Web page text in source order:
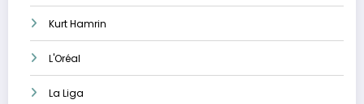
Kurt Hamrin
L'Oréal
La Liga